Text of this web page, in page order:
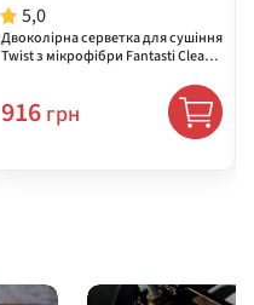
5,0
Двоколірна серветка для сушіння
Twist з мікрофібри Fantasti Clean F
916 грн